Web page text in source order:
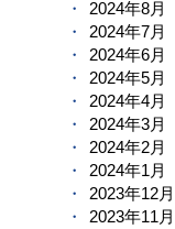
2024年8月
2024年7月
2024年6月
2024年5月
2024年4月
2024年3月
2024年2月
2024年1月
2023年12月
2023年11月